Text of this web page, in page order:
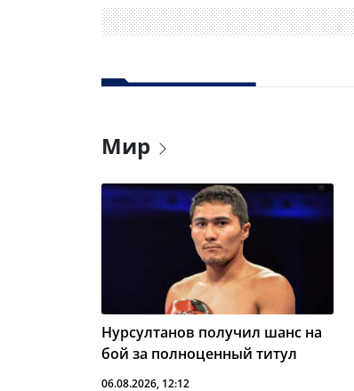
Мир
Нурсултанов получил шанс на
бой за полноценный титул
06.08.2026, 12:12